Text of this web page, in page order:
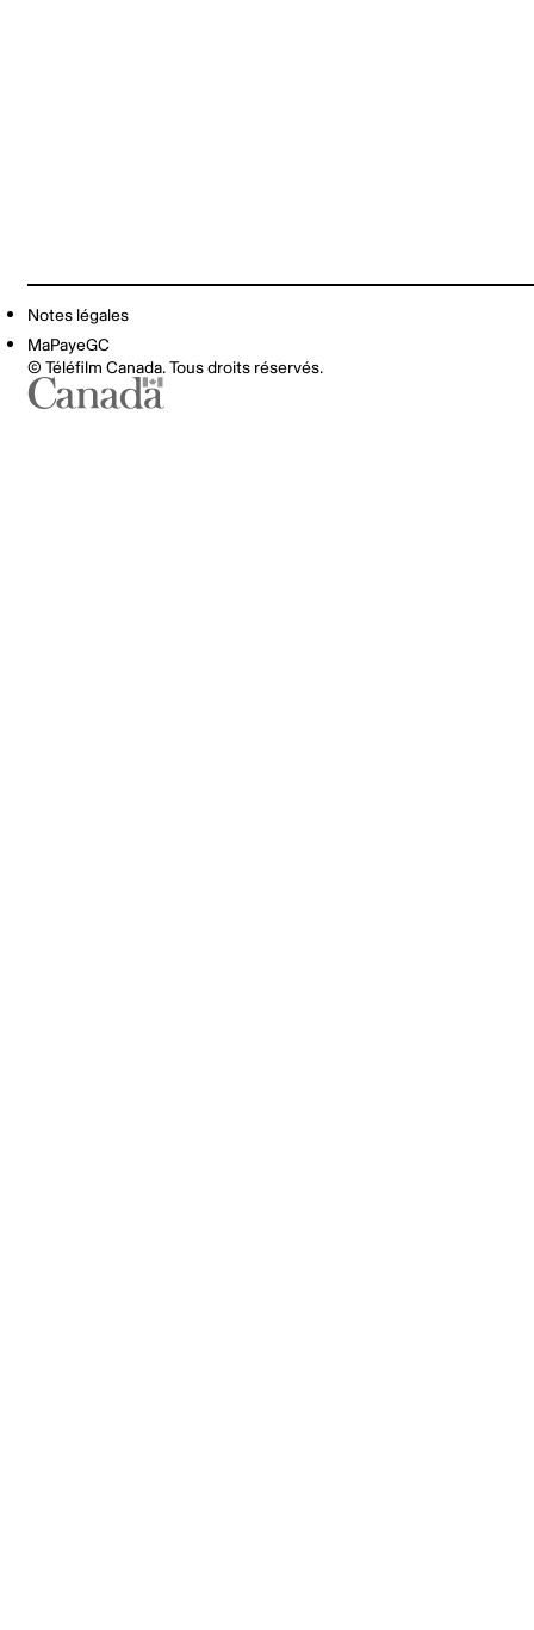
Notes légales
MaPayeGC
© Téléfilm Canada. Tous droits réservés.